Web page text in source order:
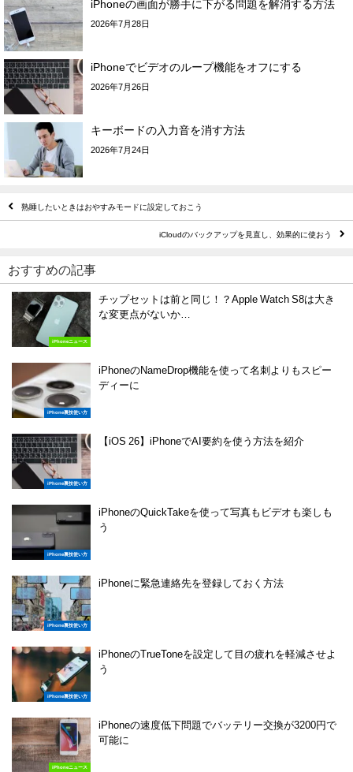
iPhoneの画面が勝手に下がる問題を解消する方法
2026年7月28日
iPhoneでビデオのループ機能をオフにする
2026年7月26日
キーボードの入力音を消す方法
2026年7月24日
熟睡したいときはおやすみモードに設定しておこう
iCloudのバックアップを見直し、効果的に使おう
おすすめの記事
iPhoneニュース
チップセットは前と同じ！？Apple Watch S8は大き
な変更点がないか…
iPhone裏技使い方
iPhoneのNameDrop機能を使って名刺よりもスピー
ディーに
iPhone裏技使い方
【iOS 26】iPhoneでAI要約を使う方法を紹介
iPhone裏技使い方
iPhoneのQuickTakeを使って写真もビデオも楽しも
う
iPhone裏技使い方
iPhoneに緊急連絡先を登録しておく方法
iPhone裏技使い方
iPhoneのTrueToneを設定して目の疲れを軽減させよ
う
iPhoneニュース
iPhoneの速度低下問題でバッテリー交換が3200円で
可能に